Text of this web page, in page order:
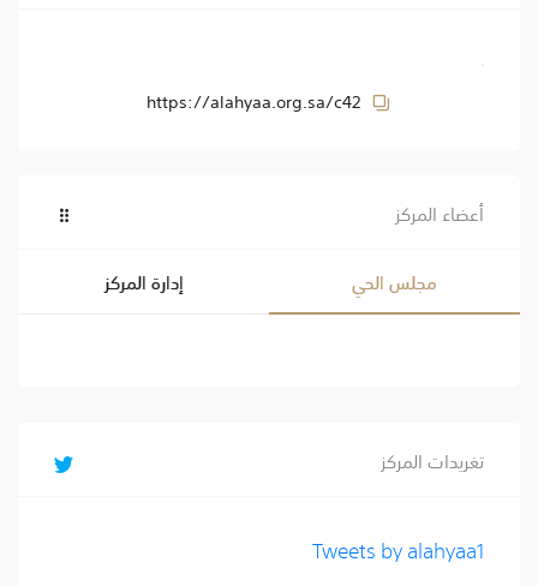
أعضاء المركز
مجلس الحي
إدارة المركز
تغريدات المركز
Tweets by alahyaa1